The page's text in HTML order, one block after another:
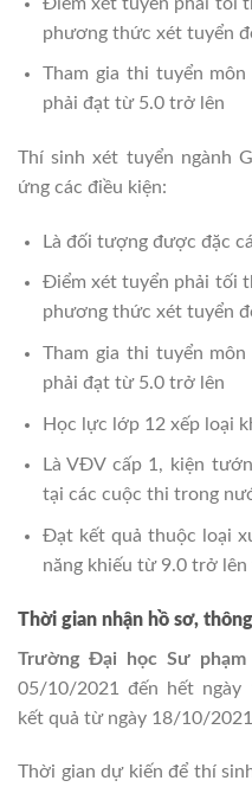
phương thức xét tuyển
Tham gia thi tuyển
phải đạt từ 5.0 trở lên
Thí sinh xét tuyển ngành
ứng các điều kiện:
Là đối tượng được đặc
Điểm xét tuyển phải tối
phương thức xét tuyển
Tham gia thi tuyển
phải đạt từ 5.0 trở lên
Học lực lớp 12 xếp loại
Là VĐV cấp 1, kiện
tại các cuộc thi trong
Đạt kết quả thuộc loại
năng khiếu từ 9.0 trở
Thời gian nhận hồ sơ,
Trường Đại học Sư phạm
05/10/2021 đến hết
kết quả từ ngày 18/10/2021
Thời gian dự kiến để thí